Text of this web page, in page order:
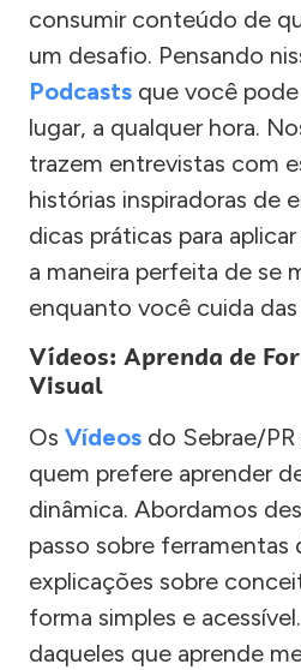
consumir conteúdo de
um desafio. Pensando
Podcasts que você
lugar, a qualquer hora.
trazem entrevistas com
histórias inspiradoras de
dicas práticas para
a maneira perfeita de se
enquanto você cuida das
Vídeos: Aprenda de
Visual
Os Vídeos do Sebrae/
quem prefere aprender
dinâmica. Abordamos
passo sobre
explicações sobre
forma simples e
daqueles que aprende